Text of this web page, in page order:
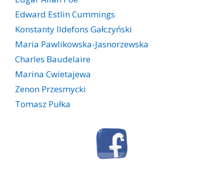
Edward Estlin Cummings
Konstanty Ildefons Gałczyński
Maria Pawlikowska-Jasnorzewska
Charles Baudelaire
Marina Cwietajewa
Zenon Przesmycki
Tomasz Pułka